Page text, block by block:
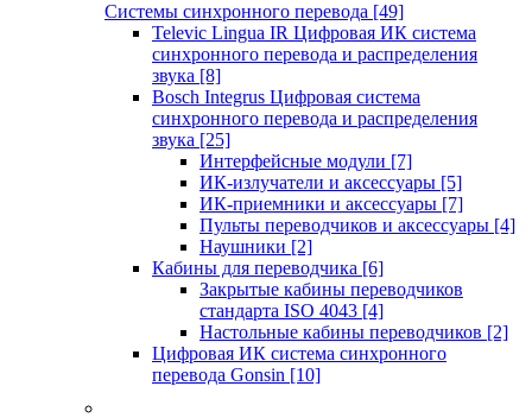
Системы синхронного перевода [49]
Televic Lingua IR Цифровая ИК система
синхронного перевода и распределения
звука [8]
Bosch Integrus Цифровая система
синхронного перевода и распределения
звука [25]
Интерфейсные модули [7]
ИК-излучатели и аксессуары [5]
ИК-приемники и аксессуары [7]
Пульты переводчиков и аксессуары [4]
Наушники [2]
Кабины для переводчика [6]
Закрытые кабины переводчиков
стандарта ISO 4043 [4]
Настольные кабины переводчиков [2]
Цифровая ИК система синхронного
перевода Gonsin [10]